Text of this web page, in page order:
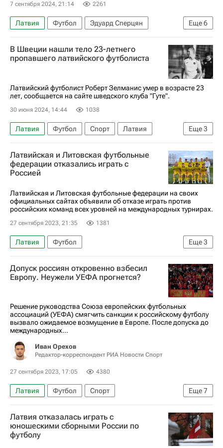
7 сентября 2024, 21:14 2261
Еще6
Латвия Футбол
Эдуард Сперцян
Лига Наций
Краснодар
Наир Тикнизян
Локомотив (Москва)
Каспарс Дубра
В Швеции нашли тело 23-летнего
пропавшего латвийского футболиста
Латвийский футболист Роберт Зелманис умер в возрасте 23
лет, сообщается на сайте шведского клуба "Гуте".
30 июня 2024, 14:44 1038
Еще3
Латвия Футбол Спорт
Латвия
Швеция
Гута Лиепая
Латвийская и Литовская футбольные
федерации отказались играть с
Россией
Латвийская и Литовская футбольные федерации на своих
официальных сайтах объявили об отказе играть против
российских команд всех уровней на международных турнирах.
27 сентября 2023, 21:35 1381
Еще3
Латвия
Футбол
Союз европейских футбольных ассоциаций (УЕФА)
Юношеская сборная России по футболу
Допуск россиян откровенно взбесил
Европу. Неужели УЕФА прогнется?
Решение руководства Союза европейских футбольных
ассоциаций (УЕФА) смягчить санкции к российскому футболу
вызвало ожидаемое возмущение в Европе. После допуска до
международных...
Иван Орехов
Редактор-корреспондент РИА Новости Спорт
27 сентября 2023, 17:05 4380
Еще7
Латвия Футбол
Спорт
Материалы РИА Спорт
Авторы РИА Новости Спорт
Союз европейских футбольных ассоциаций (УЕФА)
Латвия отказалась играть с
юношескими сборными России по
футболу